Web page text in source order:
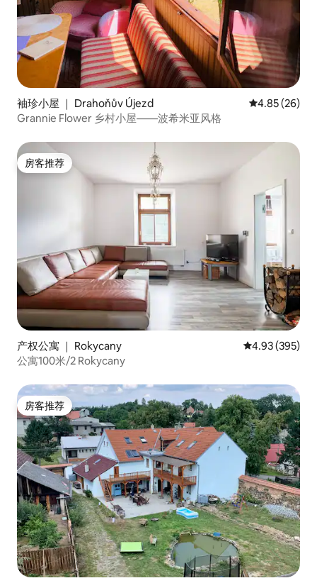
袖珍小屋 ｜ Drahoňův Újezd 平均评分
4.85 (26)
Grannie Flower 乡村小屋——波希米亚风格
房客推荐
房客推荐
产权公寓 ｜ Rokycany 平均评分 4.93
4.93 (395)
公寓100米/2 Rokycany
房客推荐
房客推荐